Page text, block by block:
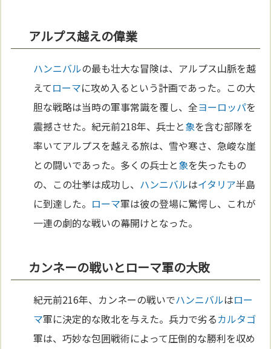
アルプス越えの偉業
ハンニバルの最も壮大な冒険は、アルプス山脈を越
えてローマに攻め入るという計画であった。この大
胆な戦略は当時の軍事常識を覆し、全ヨーロッパを
震撼させた。紀元前218年、兵士と象を含む部隊を
率いてアルプスを越える旅は、雪や寒さ、急峻な崖
との闘いであった。多くの兵士と象を失ったもの
の、この壮挙は成功し、 ハンニバルはイタリア半島
に到達した。 ローマ軍は彼の登場に驚愕し、これが
一連の劇的な戦いの幕開けとなった。
カンネーの戦いとローマ軍の大敗
紀元前216年、カンネーの戦いでハンニバルはロー
マ軍に決定的な敗北を与えた。兵力で劣るカルタゴ
軍は、巧妙な包囲戦術によって圧倒的な勝利を収め